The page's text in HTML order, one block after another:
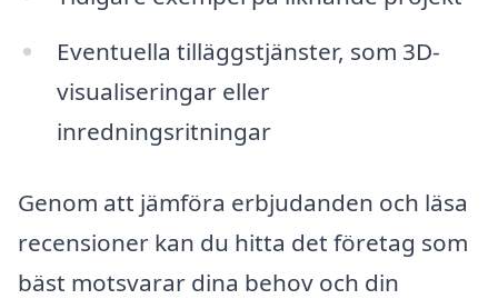
Eventuella tilläggstjänster, som 3D-
visualiseringar eller
inredningsritningar
Genom att jämföra erbjudanden och läsa
recensioner kan du hitta det företag som
bäst motsvarar dina behov och din